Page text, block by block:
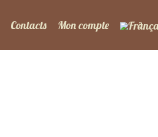
Contacts Mon compte